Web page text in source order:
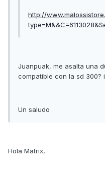
http://
Juanpuak, me asalta una
compatible con la sd 300?
Un saludo
Hola Matrix,